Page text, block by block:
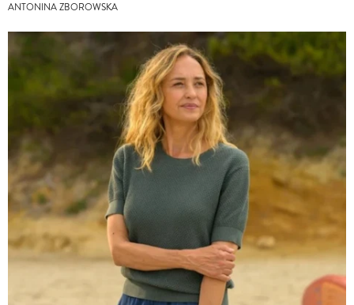
ANTONINA ZBOROWSKA